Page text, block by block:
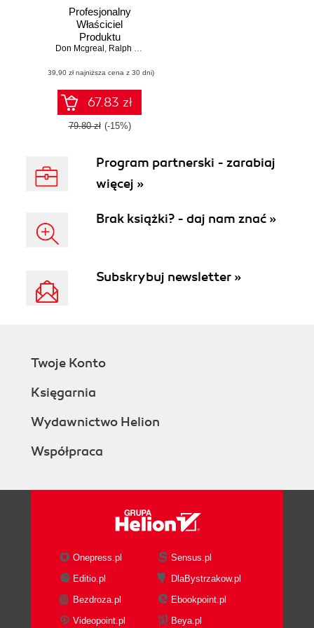
Profesjonalny
Właściciel
Produktu
Don Mcgreal , Ralph Jocham
(39,90 zł najniższa cena z 30 dni)
67.83 zł
79.80 zł (-15%)
Program partnerski - zarabiaj
więcej »
Brak książki? - daj nam znać »
Subskrybuj newsletter »
Twoje Konto
Księgarnia
Wydawnictwo Helion
Współpraca
Onepress.pl
Sensus.pl
Editio.pl
DlaBystrzakow.pl
Bezdroza.pl
Ebookpoint.pl
Videopoint.pl
Beya.pl